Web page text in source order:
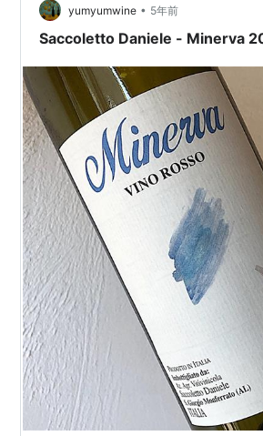
コミ ・1ヶ月使用しましたが、期待し
感じられませんでした。 ・確かに…
yumyumwine • 5年前
Saccoletto Daniele - Minerva